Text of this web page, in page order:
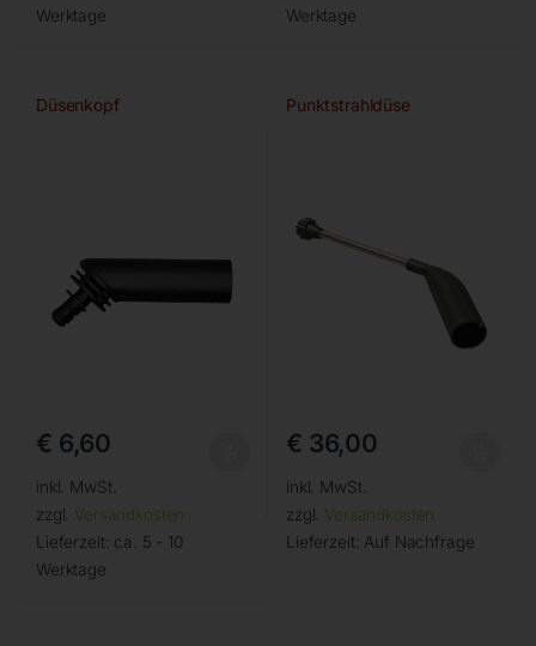
Werktage
Werktage
Düsenkopf
€ 6,60
inkl. MwSt.
zzgl. Versandkosten
Lieferzeit: ca. 5 - 10
Werktage
Punktstrahldüse
€ 36,00
inkl. MwSt.
zzgl. Versandkosten
Lieferzeit: Auf Nachfrage